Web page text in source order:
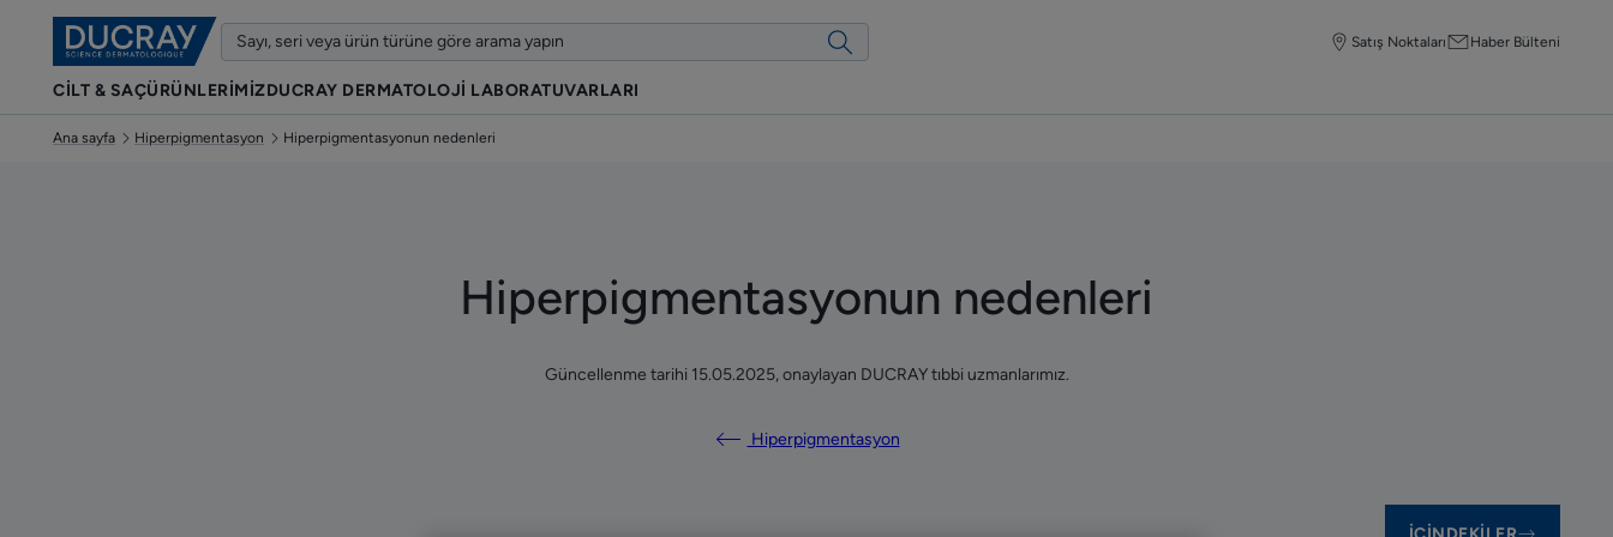
Satış Noktaları Haber Bülteni
CİLT & SAÇÜRÜNLERIMIZDUCRAY DERMATOLOJI LABORATUVARLARI
Ana sayfa Hiperpigmentasyon Hiperpigmentasyonun nedenleri
Hiperpigmentasyonun nedenleri
Güncellenme tarihi 15.05.2025, onaylayan DUCRAY tıbbi uzmanlarımız.
Hiperpigmentasyon